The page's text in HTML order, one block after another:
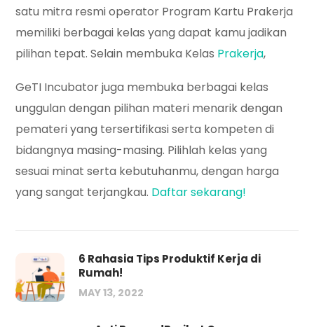
satu mitra resmi operator Program Kartu Prakerja
memiliki berbagai kelas yang dapat kamu jadikan
pilihan tepat. Selain membuka Kelas Prakerja,
GeTI Incubator juga membuka berbagai kelas
unggulan dengan pilihan materi menarik dengan
pemateri yang tersertifikasi serta kompeten di
bidangnya masing-masing. Pilihlah kelas yang
sesuai minat serta kebutuhanmu, dengan harga
yang sangat terjangkau. Daftar sekarang!
6 Rahasia Tips Produktif Kerja di
Rumah!
MAY 13, 2022